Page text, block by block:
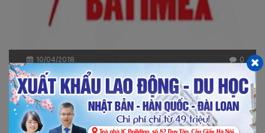
10/04/2018 0
ĐƠN HÀNG SỬA CHỮA Ô TÔ LÀM VIỆC TẠI NHẬT...